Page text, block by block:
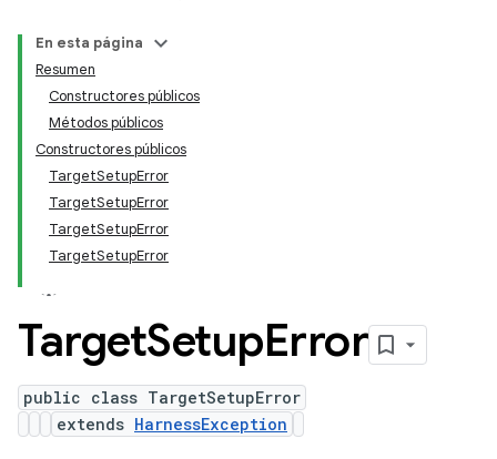
En esta página
Resumen
Constructores públicos
Métodos públicos
Constructores públicos
TargetSetupError
TargetSetupError
TargetSetupError
TargetSetupError
TargetSetupError
public class TargetSetupError
extends HarnessException